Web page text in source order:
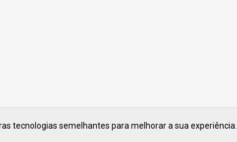
tecnologias semelhantes para melhorar a sua